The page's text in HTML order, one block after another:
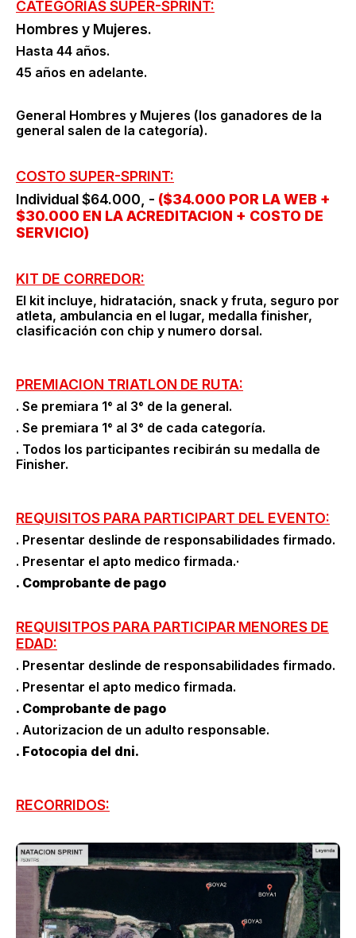
CATEGORIAS SUPER-SPRINT:
Hombres y Mujeres.
Hasta 44 años.
45 años en adelante.
General Hombres y Mujeres (los ganadores de la
general salen de la categoría).
COSTO SUPER-SPRINT:
Individual $64.000, - ($34.000 POR LA WEB +
$30.000 EN LA ACREDITACION + COSTO DE
SERVICIO)
KIT DE CORREDOR:
El kit incluye, hidratación, snack y fruta, seguro por
atleta, ambulancia en el lugar, medalla finisher,
clasificación con chip y numero dorsal.
PREMIACION TRIATLON DE RUTA:
. Se premiara 1° al 3° de la general.
. Se premiara 1° al 3° de cada categoría.
. Todos los participantes recibirán su medalla de
Finisher.
REQUISITOS PARA PARTICIPART DEL EVENTO:
. Presentar deslinde de responsabilidades firmado.
. Presentar el apto medico firmada.·
. Comprobante de pago
REQUISITPOS PARA PARTICIPAR MENORES DE
EDAD:
. Presentar deslinde de responsabilidades firmado.
. Presentar el apto medico firmada.
. Comprobante de pago
. Autorizacion de un adulto responsable.
. Fotocopia del dni.
RECORRIDOS: